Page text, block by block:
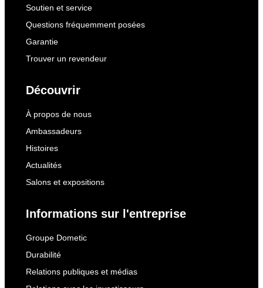
Soutien et service
Questions fréquemment posées
Garantie
Trouver un revendeur
Découvrir
À propos de nous
Ambassadeurs
Histoires
Actualités
Salons et expositions
Informations sur l'entreprise
Groupe Dometic
Durabilité
Relations publiques et médias